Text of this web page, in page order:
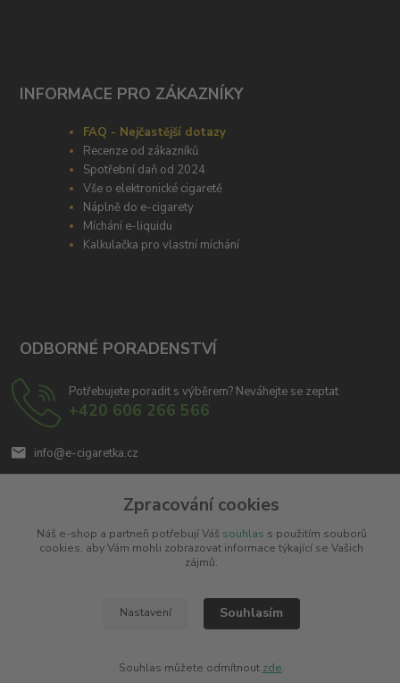
INFORMACE PRO ZÁKAZNÍKY
FAQ - Nejčastější dotazy
Recenze od zákazníků
Spotřební daň od 2024
Vše o elektronické cigaretě
Náplně do e-cigarety
Míchání e-liquidu
Kalkulačka pro vlastní míchání
ODBORNÉ PORADENSTVÍ
Potřebujete poradit s výběrem? Neváhejte se zeptat
+420 606 266 566
info@e-cigaretka.cz
Miroslav Černý - MCx.cz. Všechna práva vyhrazena.
Zpracování cookies
Náš e-shop a partneři potřebují Váš souhlas s použitím souborů
cookies, aby Vám mohli zobrazovat informace týkající se Vašich
zájmů.
Nastavení Souhlasím
Souhlas můžete odmítnout zde.